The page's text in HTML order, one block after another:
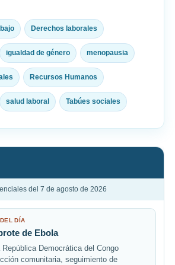
Derechos laborales
igualdad de género menopausia
Recursos Humanos
salud laboral Tabúes sociales
del 7 de agosto de 2026
DÍA
de Ebola
Democrática del Congo
comunitaria, seguimiento de